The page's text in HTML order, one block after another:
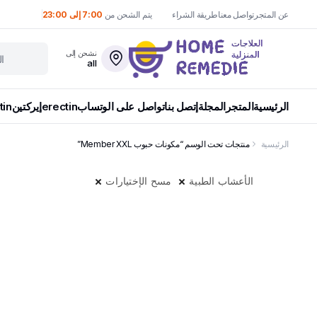
عن المتجرتواصل معناطريقة الشراء يتم الشحن من 7:00 إلى 23:00
نشحن إلى
all
الرئيسيةالمتجر المجلةإتصل بناتواصل على الوتسابerectinإيركتين
الرئيسية منتجات تحت الوسم “مكونات حبوب Member XXL”
مسح الإختيارات الأعشاب الطبية